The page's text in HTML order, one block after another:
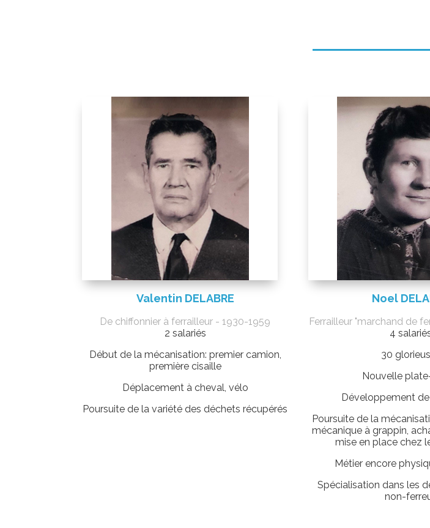
Valentin DELABRE
De chiffonnier à ferrailleur - 1930-1959
2 salariés
Début de la mécanisation: premier camion,
première cisaille
Déplacement à cheval, vélo
Poursuite de la variété des déchets récupérés
Noel
Ferrailleur "marchand de
4
30
Nouvelle
Développement
Poursuite de la
mécanique à grappin,
mise en place chez
Métier encore
Spécialisation dans les
non-